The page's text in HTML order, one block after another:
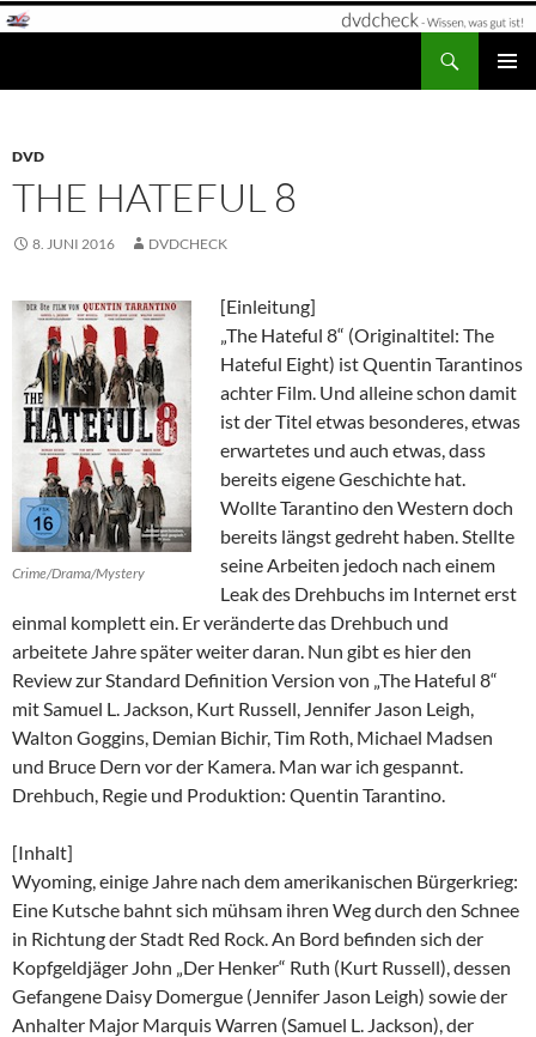
Zum
DVD
THE HATEFUL 8
8. JUNI 2016 DVDCHECK
Crime/Drama/Mystery
[Einleitung]
„The Hateful 8“ (Originaltitel: The
Hateful Eight) ist Quentin Tarantinos
achter Film. Und alleine schon damit
ist der Titel etwas besonderes, etwas
erwartetes und auch etwas, dass
bereits eigene Geschichte hat.
Wollte Tarantino den Western doch
bereits längst gedreht haben. Stellte
seine Arbeiten jedoch nach einem
Leak des Drehbuchs im Internet erst
einmal komplett ein. Er veränderte das Drehbuch und
arbeitete Jahre später weiter daran. Nun gibt es hier den
Review zur Standard Definition Version von „The Hateful 8“
mit Samuel L. Jackson, Kurt Russell, Jennifer Jason Leigh,
Walton Goggins, Demian Bichir, Tim Roth, Michael Madsen
und Bruce Dern vor der Kamera. Man war ich gespannt.
Drehbuch, Regie und Produktion: Quentin Tarantino.
[Inhalt]
Wyoming, einige Jahre nach dem amerikanischen Bürgerkrieg:
Eine Kutsche bahnt sich mühsam ihren Weg durch den Schnee
in Richtung der Stadt Red Rock. An Bord befinden sich der
Kopfgeldjäger John „Der Henker“ Ruth (Kurt Russell), dessen
Gefangene Daisy Domergue (Jennifer Jason Leigh) sowie der
Anhalter Major Marquis Warren (Samuel L. Jackson), der